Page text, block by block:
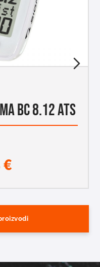
BC 8.12 ATS
€